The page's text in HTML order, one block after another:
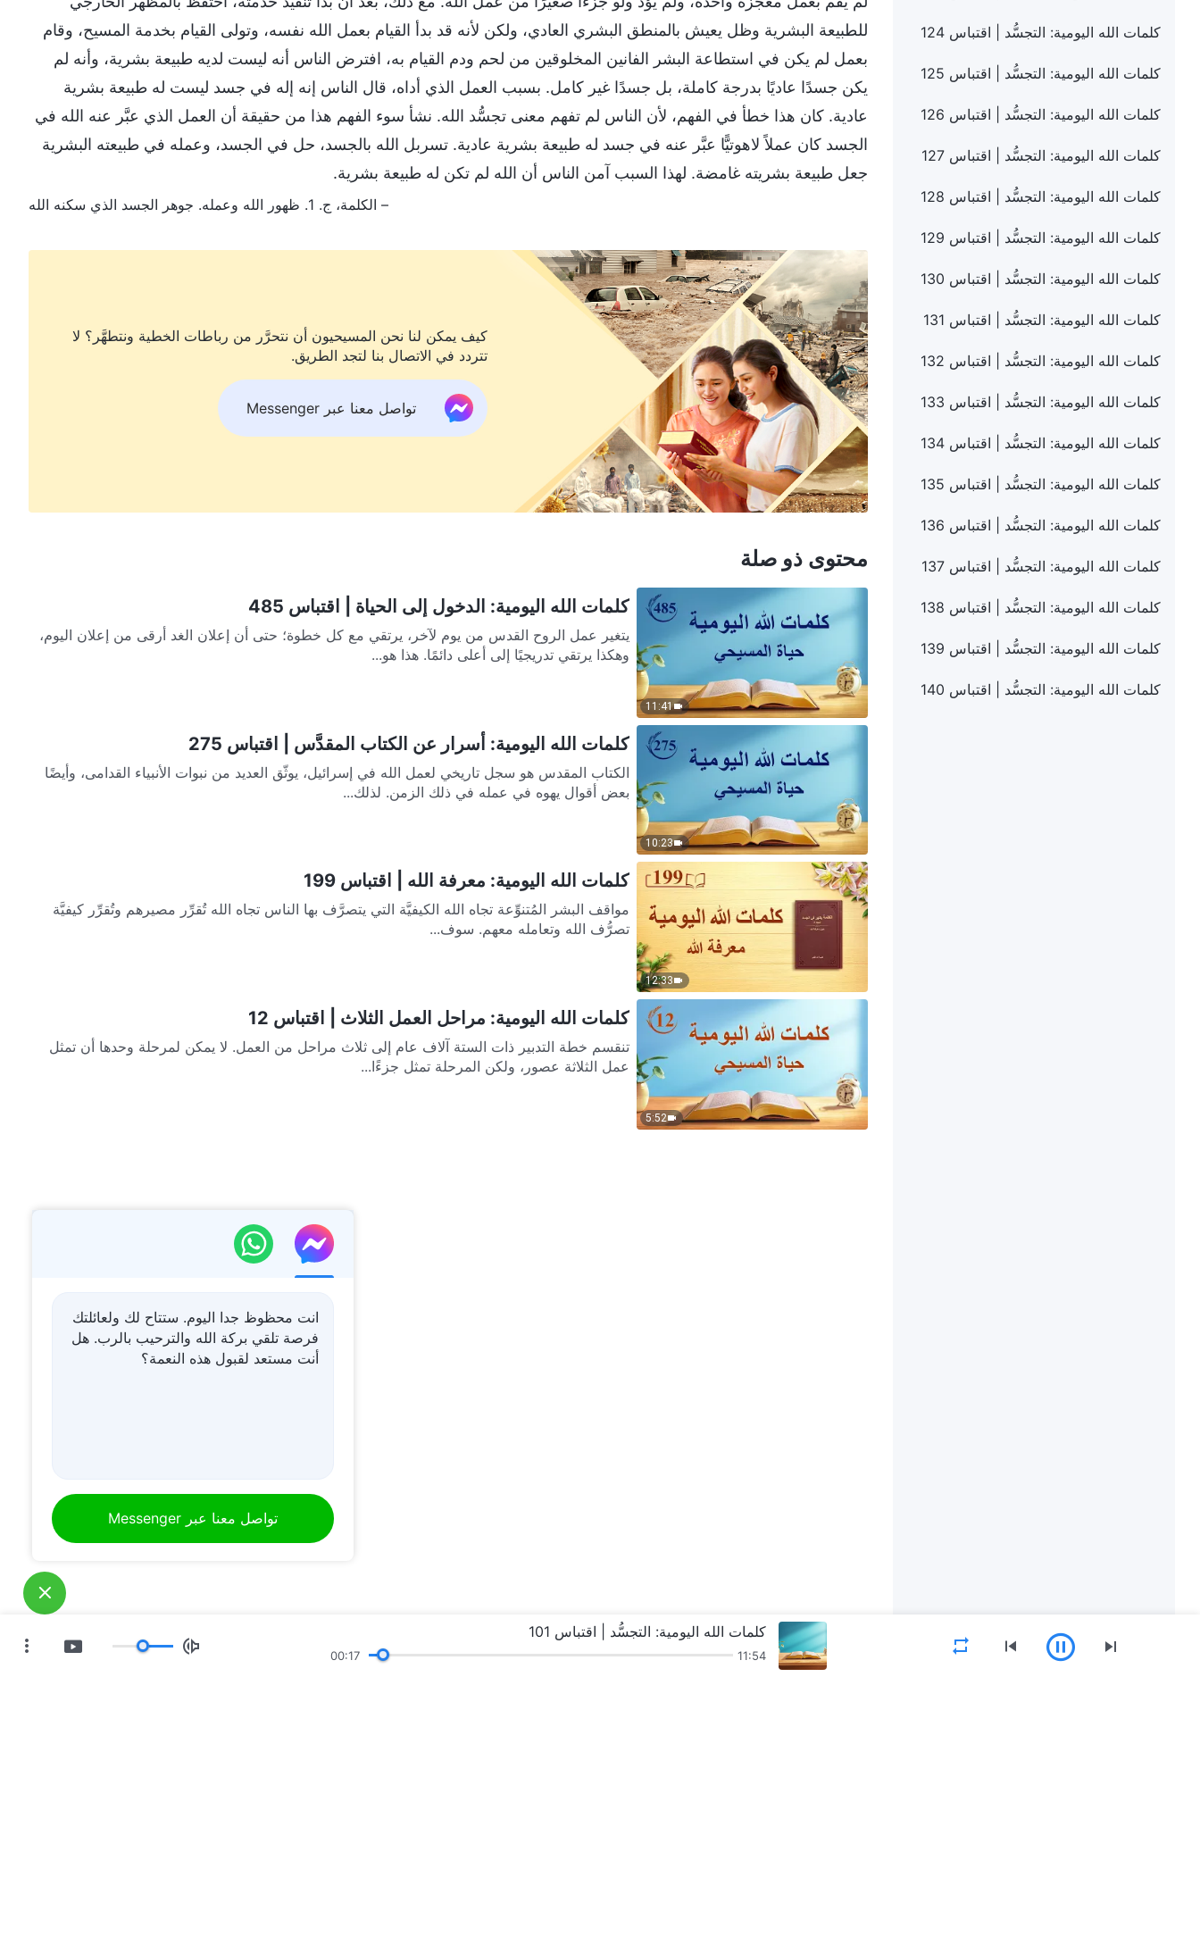
كلمات الله اليومية: التجسُّد | اقتباس 124
كلمات الله اليومية: التجسُّد | اقتباس 125
كلمات الله اليومية: التجسُّد | اقتباس 126
كلمات الله اليومية: التجسُّد | اقتباس 127
كلمات الله اليومية: التجسُّد | اقتباس 128
كلمات الله اليومية: التجسُّد | اقتباس 129
كلمات الله اليومية: التجسُّد | اقتباس 130
كلمات الله اليومية: التجسُّد | اقتباس 131
كلمات الله اليومية: التجسُّد | اقتباس 132
كلمات الله اليومية: التجسُّد | اقتباس 133
كلمات الله اليومية: التجسُّد | اقتباس 134
كلمات الله اليومية: التجسُّد | اقتباس 135
كلمات الله اليومية: التجسُّد | اقتباس 136
كلمات الله اليومية: التجسُّد | اقتباس 137
كلمات الله اليومية: التجسُّد | اقتباس 138
كلمات الله اليومية: التجسُّد | اقتباس 139
كلمات الله اليومية: التجسُّد | اقتباس 140
للطبيعة البشرية وظل يعيش بالمنطق البشري العادي، ولكن لأنه قد بدأ القيام بعمل الله نفسه، وتولى القيام بخدمة المسيح، وقام
بعمل لم يكن في استطاعة البشر الفانين المخلوقين من لحم ودم القيام به، افترض الناس أنه ليست لديه طبيعة بشرية، وأنه لم
يكن جسدًا عاديًا بدرجة كاملة، بل جسدًا غير كامل. بسبب العمل الذي أداه، قال الناس إنه إله في جسد ليست له طبيعة بشرية
عادية. كان هذا خطأ في الفهم، لأن الناس لم تفهم معنى تجسُّد الله. نشأ سوء الفهم هذا من حقيقة أن العمل الذي عبَّر عنه الله في
الجسد كان عملاً لاهوتيًّا عبَّر عنه في جسد له طبيعة بشرية عادية. تسربل الله بالجسد، حل في الجسد، وعمله في طبيعته البشرية
جعل طبيعة بشريته غامضة. لهذا السبب آمن الناس أن الله لم تكن له طبيعة بشرية.
– الكلمة، ج. 1. ظهور الله وعمله. جوهر الجسد الذي سكنه الله
كيف يمكن لنا نحن المسيحيون أن نتحرَّر من رباطات الخطية ونتطهَّر؟ لا
تتردد في الاتصال بنا لتجد الطريق.
تواصل معنا عبر Messenger
محتوى ذو صلة
11:41
كلمات الله اليومية: الدخول إلى الحياة | اقتباس 485
يتغير عمل الروح القدس من يوم لآخر، يرتقي مع كل خطوة؛ حتى أن إعلان الغد أرقى من إعلان اليوم،
وهكذا يرتقي تدريجيًا إلى أعلى دائمًا. هذا هو...
10:23
كلمات الله اليومية: أسرار عن الكتاب المقدَّس | اقتباس 275
الكتاب المقدس هو سجل تاريخي لعمل الله في إسرائيل، يوثّق العديد من نبوات الأنبياء القدامى، وأيضًا
بعض أقوال يهوه في عمله في ذلك الزمن. لذلك...
12:33
كلمات الله اليومية: معرفة الله | اقتباس 199
مواقف البشر المُتنوِّعة تجاه الله الكيفيَّة التي يتصرَّف بها الناس تجاه الله تُقرِّر مصيرهم وتُقرِّر كيفيَّة
تصرُّف الله وتعامله معهم. سوف...
5:52
كلمات الله اليومية: مراحل العمل الثلاث | اقتباس 12
تنقسم خطة التدبير ذات الستة آلاف عام إلى ثلاث مراحل من العمل. لا يمكن لمرحلة وحدها أن تمثل
عمل الثلاثة عصور، ولكن المرحلة تمثل جزءًا...
انت محظوظ جدا اليوم. ستتاح لك ولعائلتك
فرصة تلقي بركة الله والترحيب بالرب. هل
أنت مستعد لقبول هذه النعمة؟
تواصل معنا عبر Messenger
كلمات الله اليومية: التجسُّد | اقتباس 101
00:18 11:54